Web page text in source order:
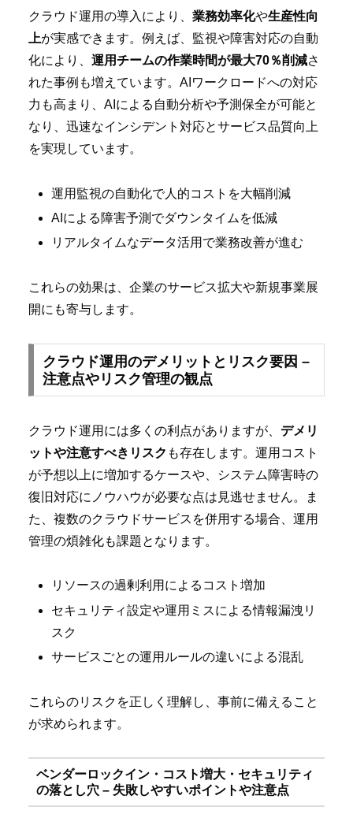
クラウド運用の導入により、 業務効率化や生産性向
上が実感できます。例えば、監視や障害対応の自動
化により、 運用チームの作業時間が最大70％削減さ
れた事例も増えています。AIワークロードへの対応
力も高まり、AIによる自動分析や予測保全が可能と
なり、迅速なインシデント対応とサービス品質向上
を実現しています。
運用監視の自動化で人的コストを大幅削減
AIによる障害予測でダウンタイムを低減
リアルタイムなデータ活用で業務改善が進む
これらの効果は、企業のサービス拡大や新規事業展
開にも寄与します。
クラウド運用のデメリットとリスク要因 –
注意点やリスク管理の観点
クラウド運用には多くの利点がありますが、 デメリ
ットや注意すべきリスク も存在します。運用コスト
が予想以上に増加するケースや、システム障害時の
復旧対応にノウハウが必要な点は見逃せません。ま
た、複数のクラウドサービスを併用する場合、運用
管理の煩雑化も課題となります。
リソースの過剰利用によるコスト増加
セキュリティ設定や運用ミスによる情報漏洩リ
スク
サービスごとの運用ルールの違いによる混乱
これらのリスクを正しく理解し、事前に備えること
が求められます。
ベンダーロックイン・コスト増大・セキュリティ
の落とし穴 – 失敗しやすいポイントや注意点